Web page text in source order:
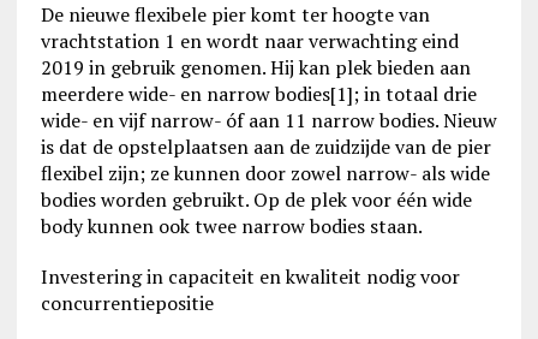
De nieuwe flexibele pier komt ter hoogte van
vrachtstation 1 en wordt naar verwachting eind
2019 in gebruik genomen. Hij kan plek bieden aan
meerdere wide- en narrow bodies[1]; in totaal drie
wide- en vijf narrow- óf aan 11 narrow bodies. Nieuw
is dat de opstelplaatsen aan de zuidzijde van de pier
flexibel zijn; ze kunnen door zowel narrow- als wide
bodies worden gebruikt. Op de plek voor één wide
body kunnen ook twee narrow bodies staan.
Investering in capaciteit en kwaliteit nodig voor
concurrentiepositie